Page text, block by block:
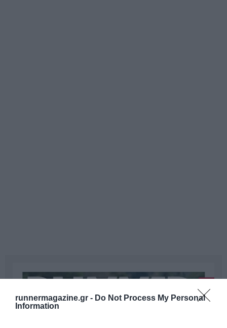
runnermagazine.gr - Do Not Process My Personal
Information